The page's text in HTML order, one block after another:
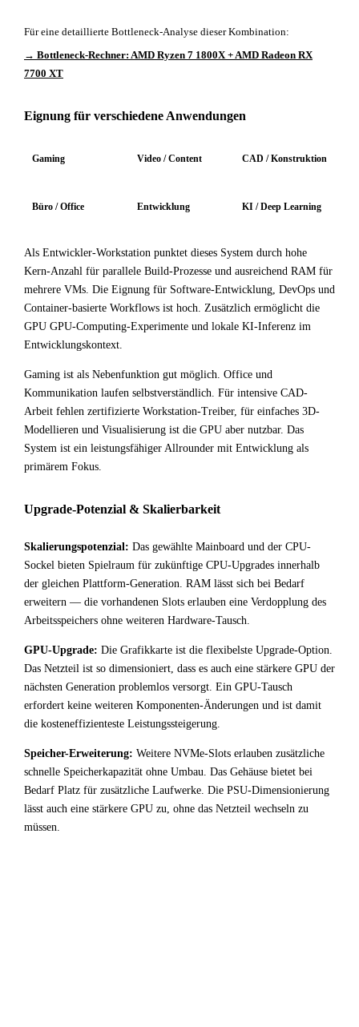
Für eine detaillierte Bottleneck-Analyse dieser Kombination:
→ Bottleneck-Rechner: AMD Ryzen 7 1800X + AMD Radeon RX
7700 XT
Eignung für verschiedene Anwendungen
Gaming Video / Content CAD / Konstruktion
Büro / Office Entwicklung KI / Deep Learning
Als Entwickler-Workstation punktet dieses System durch hohe
Kern-Anzahl für parallele Build-Prozesse und ausreichend RAM für
mehrere VMs. Die Eignung für Software-Entwicklung, DevOps und
Container-basierte Workflows ist hoch. Zusätzlich ermöglicht die
GPU GPU-Computing-Experimente und lokale KI-Inferenz im
Entwicklungskontext.
Gaming ist als Nebenfunktion gut möglich. Office und
Kommunikation laufen selbstverständlich. Für intensive CAD-
Arbeit fehlen zertifizierte Workstation-Treiber, für einfaches 3D-
Modellieren und Visualisierung ist die GPU aber nutzbar. Das
System ist ein leistungsfähiger Allrounder mit Entwicklung als
primärem Fokus.
Upgrade-Potenzial & Skalierbarkeit
Skalierungspotenzial: Das gewählte Mainboard und der CPU-
Sockel bieten Spielraum für zukünftige CPU-Upgrades innerhalb
der gleichen Plattform-Generation. RAM lässt sich bei Bedarf
erweitern — die vorhandenen Slots erlauben eine Verdopplung des
Arbeitsspeichers ohne weiteren Hardware-Tausch.
GPU-Upgrade: Die Grafikkarte ist die flexibelste Upgrade-Option.
Das Netzteil ist so dimensioniert, dass es auch eine stärkere GPU der
nächsten Generation problemlos versorgt. Ein GPU-Tausch
erfordert keine weiteren Komponenten-Änderungen und ist damit
die kosteneffizienteste Leistungssteigerung.
Speicher-Erweiterung: Weitere NVMe-Slots erlauben zusätzliche
schnelle Speicherkapazität ohne Umbau. Das Gehäuse bietet bei
Bedarf Platz für zusätzliche Laufwerke. Die PSU-Dimensionierung
lässt auch eine stärkere GPU zu, ohne das Netzteil wechseln zu
müssen.